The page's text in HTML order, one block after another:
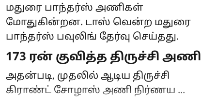
மதுரை பாந்தர்ஸ் அணிகள்
மோதுகின்றன. டாஸ் வென்ற மதுரை
பாந்தர்ஸ் பவுலிங் தேர்வு செய்தது.
173 ரன் குவித்த திருச்சி அணி
அதன்படி, முதலில் ஆடிய திருச்சி
கிராண்ட் சோழாஸ் அணி நிர்ணய ...